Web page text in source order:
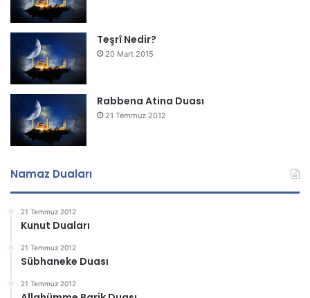
Teşrî Nedir?
20 Mart 2015
Rabbena Atina Duası
21 Temmuz 2012
Namaz Duaları
21 Temmuz 2012
Kunut Duaları
21 Temmuz 2012
Sübhaneke Duası
21 Temmuz 2012